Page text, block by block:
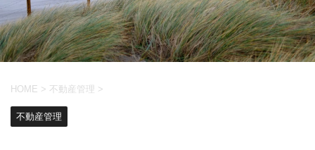
HOME > 不動産管理 >
不動産管理